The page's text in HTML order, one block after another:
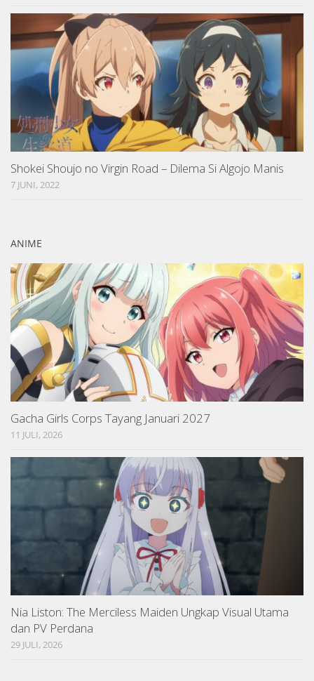
Shokei Shoujo no Virgin Road – Dilema Si Algojo Manis
7 JUNI, 2022
ANIME
Gacha Girls Corps Tayang Januari 2027
11 JULI, 2026
Nia Liston: The Merciless Maiden Ungkap Visual Utama
dan PV Perdana
29 JULI, 2026